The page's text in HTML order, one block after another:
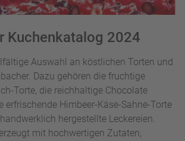
Kuchenkatalog 2024
Auswahl an köstlichen Torten und
Dazu gehören die fruchtige
Torte, die reichhaltige Chocolate
erfrischende Himbeer-Käse-Sahne-Torte
hergestellte Leckereien.
mit hochwertigen Zutaten,